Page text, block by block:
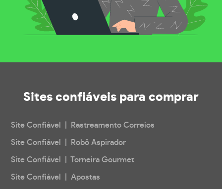
Sites confiáveis para comprar
Site Confiável | Rastreamento Correios
Site Confiável | Robô Aspirador
Site Confiável | Torneira Gourmet
Site Confiável | Apostas